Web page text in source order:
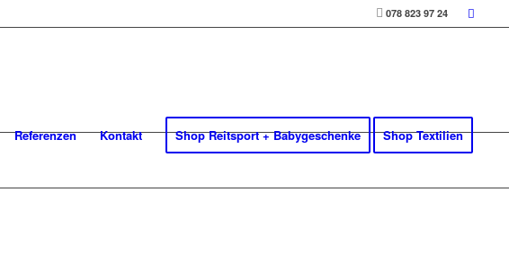
078 823 97 24
Referenzen Kontakt Shop Reitsport + Babygeschenke Shop Textilien